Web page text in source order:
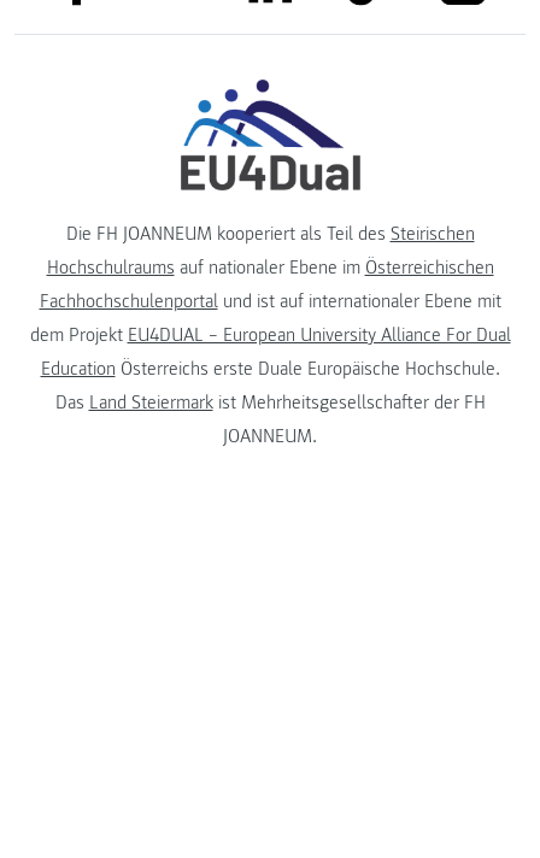
Die FH JOANNEUM kooperiert als Teil des Steirischen
Hochschulraums auf nationaler Ebene im Österreichischen
Fachhochschulenportalund ist auf internationaler Ebene mit
dem Projekt EU4DUAL – European University Alliance For Dual
Education Österreichs erste Duale Europäische Hochschule.
Das Land Steiermarkist Mehrheitsgesellschafter der FH
JOANNEUM.